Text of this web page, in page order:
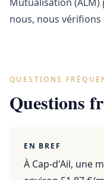
nous, nous vérifions
QUESTIONS
Questions
EN BREF
À Cap-d'Ail, une